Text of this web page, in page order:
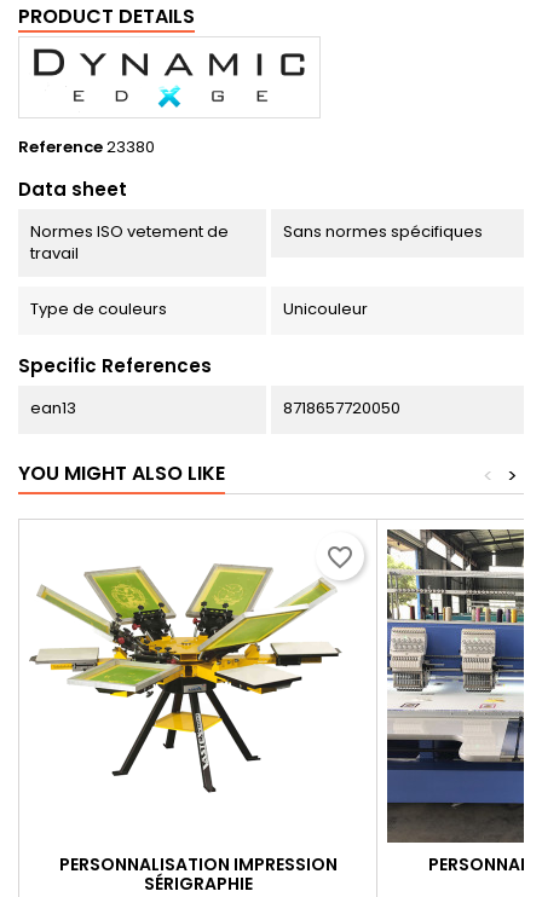
PRODUCT DETAILS
Reference23380
Data sheet
Normes ISO vetement de
travail
Sans normes spécifiques
Type de couleurs Unicouleur
Specific References
ean13 8718657720050
YOU MIGHT ALSO LIKE >
<
PERSONNALISATION IMPRESSION
SÉRIGRAPHIE
favorite_border